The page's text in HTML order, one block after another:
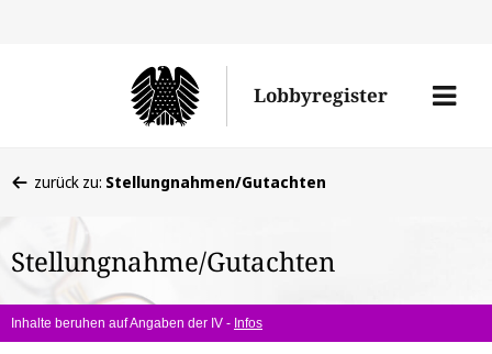
Lobbyregister
Menü
befinden
hier:
zurück zu: Stellungnahmen/Gutachten
Stellungnahme/Gutachten
Inhalte beruhen auf Angaben der IV - Infos